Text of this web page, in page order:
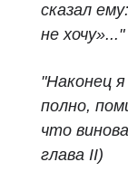
сказал
не хочу»..."
"Наконец
полно,
что
глава II)